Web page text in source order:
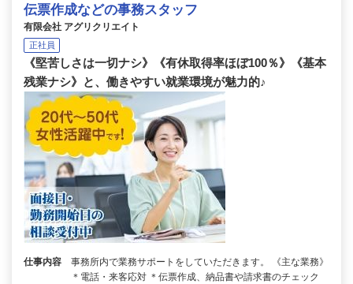
伝票作成などの事務スタッフ
有限会社 アグリクリエイト
正社員
《堅苦しさは一切ナシ》《有休取得率ほぼ100％》《基本
残業ナシ》と、働きやすい就業環境が魅力的♪
仕事内容
事務所内で業務サポートをしていただきます。 《主な業務》
＊電話・来客応対 ＊伝票作成、納品書や請求書のチェック